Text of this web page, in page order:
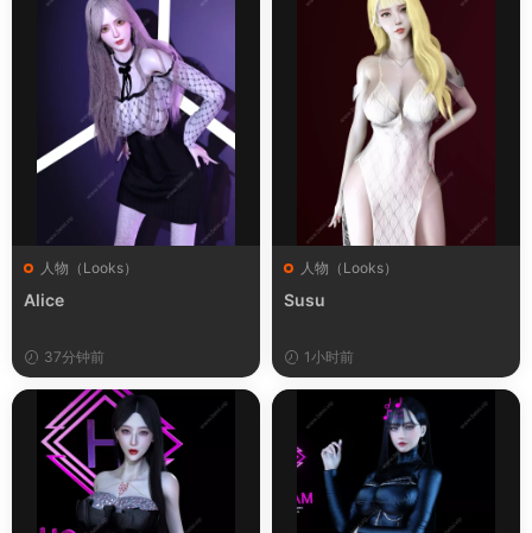
人物（Looks）
Alice
37分钟前
人物（Looks）
Susu
1小时前